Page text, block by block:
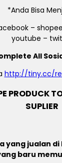
*Anda Bisa
–
youtube –
All
http://tiny.cc/
PRODUCK
SUPLIER
yang jualan
baru